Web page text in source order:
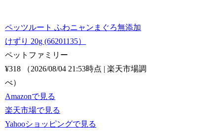
ペッツルート ふわニャンまぐろ無添加
けずり 20g (66201135）
ペットファミリー
¥318
（2026/08/04 21:53時点 | 楽天市場調
べ）
Amazonで見る
楽天市場で見る
Yahooショッピングで見る